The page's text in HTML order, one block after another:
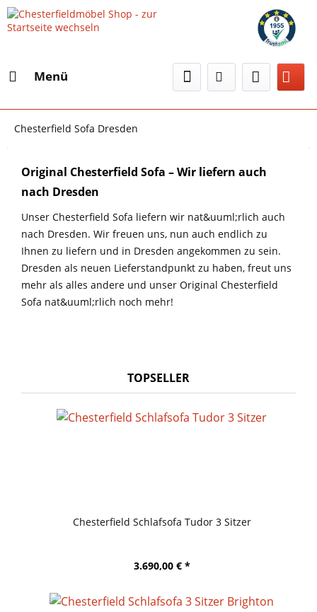
Menü
Chesterfield Sofa Dresden
Original Chesterfield Sofa – Wir liefern auch
nach Dresden
Unser Chesterfield Sofa liefern wir nat&uuml;rlich auch
nach Dresden. Wir freuen uns, nun auch endlich zu
Ihnen zu liefern und in Dresden angekommen zu sein.
Dresden als neuen Lieferstandpunkt zu haben, freut uns
mehr als alles andere und unser Original Chesterfield
Sofa nat&uuml;rlich noch mehr!
TOPSELLER
Chesterfield Schlafsofa Tudor 3 Sitzer
3.690,00 € *